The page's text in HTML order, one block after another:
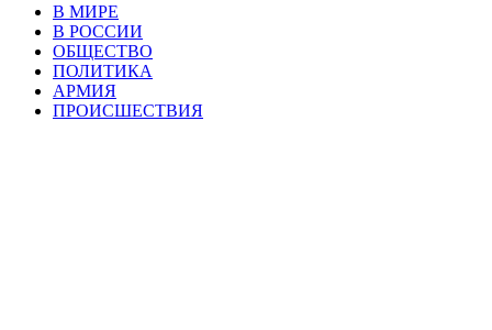
В МИРЕ
В РОССИИ
ОБЩЕСТВО
ПОЛИТИКА
АРМИЯ
ПРОИСШЕСТВИЯ